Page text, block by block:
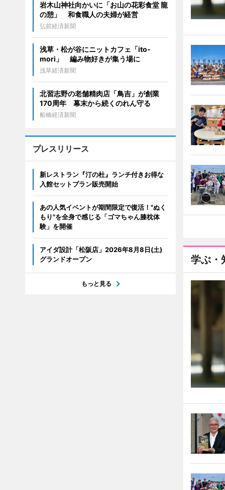
学ぶ・
岩木山神社向かいに「お山の花彩食堂 龍
の憩」 和食職人の夫婦が経営
弘前経済新聞
浅草・松が谷にニットカフェ「ito-
mori」 編み物好きが集う場に
浅草経済新聞
北習志野の老舗精肉店「鳥吉」が創業
170周年 幕末から続くのれん守る
船橋経済新聞
プレスリリース
新レストラン『汀の杜』ランチ付きお得な
入館セットプラン販売開始
あの人気イベントが期間限定で復活！"ぬく
もり"を全身で感じる「ゴマちゃん膝枕体
験」を開催
アイダ設計「松阪店」2026年8月8日(土)
グランドオープン
もっと見る